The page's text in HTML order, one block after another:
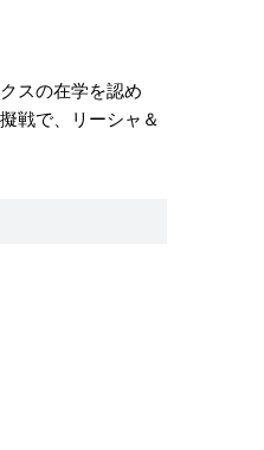
スの在学を認め
戦で、リーシャ＆